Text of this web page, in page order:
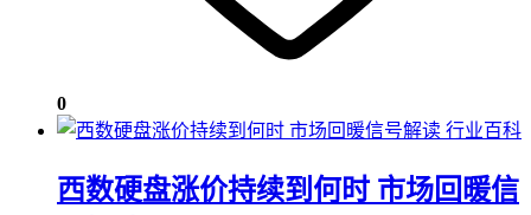
0
行业百科
西数硬盘涨价持续到何时 市场回暖信